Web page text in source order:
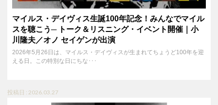
マイルス・デイヴィス生誕100年記念！みんなでマイル
スを聴こう─ トーク＆リスニング・イベント開催｜小
川隆夫／オノ セイゲンが出演
2026年5月26日は、マイルス・デイヴィスが生まれてちょうど100年を迎
える日。この特別な日にちな･･･
投稿日 : 2026.03.27